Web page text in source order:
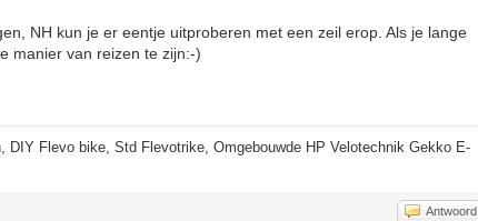
NH kun je er eentje uitproberen met een zeil erop. Als je lange
manier van reizen te zijn:-)
DIY Flevo bike, Std Flevotrike, Omgebouwde HP Velotechnik Gekko E-
Antwoord